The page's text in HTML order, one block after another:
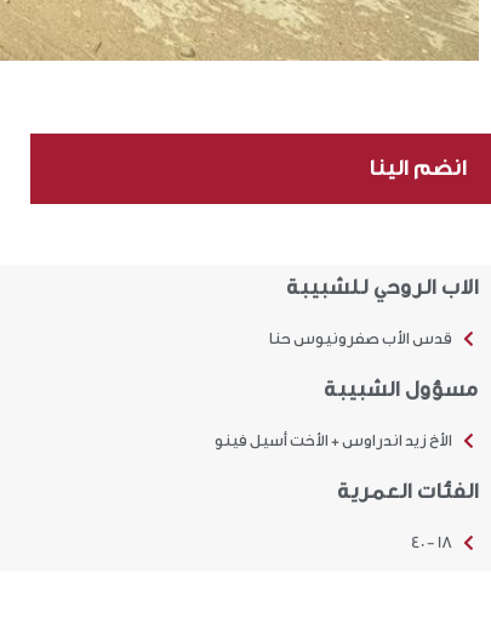
انضم الينا
الاب الروحي للشبيبة
قدس الأب صفرونيوس حنا
مسؤول الشبيبة
الأخ زيد اندراوس + الأخت أسيل فينو
الفئات العمرية
18 - 40